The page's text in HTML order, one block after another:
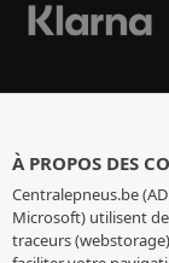
À PROPOS DES
Centralepneus.be
Microsoft) utilisent
traceurs